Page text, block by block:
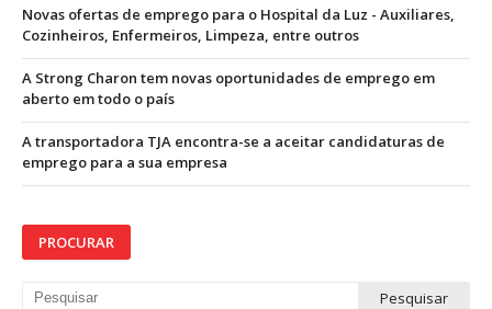
Novas ofertas de emprego para o Hospital da Luz - Auxiliares,
Cozinheiros, Enfermeiros, Limpeza, entre outros
A Strong Charon tem novas oportunidades de emprego em
aberto em todo o país
A transportadora TJA encontra-se a aceitar candidaturas de
emprego para a sua empresa
PROCURAR